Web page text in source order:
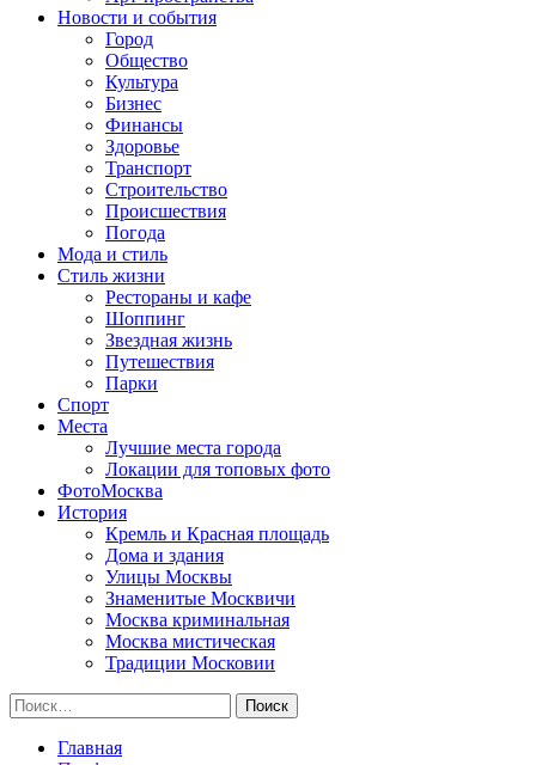
Новости и события
Город
Общество
Культура
Бизнес
Финансы
Здоровье
Транспорт
Строительство
Происшествия
Погода
Мода и стиль
Стиль жизни
Рестораны и кафе
Шоппинг
Звездная жизнь
Путешествия
Парки
Спорт
Места
Лучшие места города
Локации для топовых фото
ФотоМосква
История
Кремль и Красная площадь
Дома и здания
Улицы Москвы
Знаменитые Москвичи
Москва криминальная
Москва мистическая
Традиции Московии
Найти:
Главная